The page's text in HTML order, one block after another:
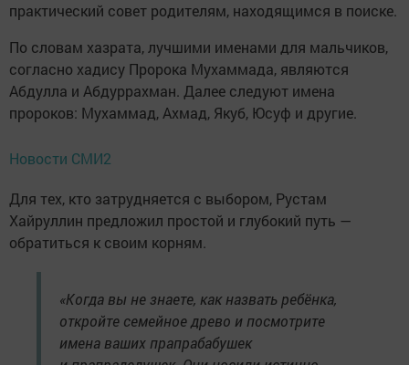
практический совет родителям, находящимся в поиске.
По словам хазрата, лучшими именами для мальчиков,
согласно хадису Пророка Мухаммада, являются
Абдулла и Абдуррахман. Далее следуют имена
пророков: Мухаммад, Ахмад, Якуб, Юсуф и другие.
Новости СМИ2
Для тех, кто затрудняется с выбором, Рустам
Хайруллин предложил простой и глубокий путь —
обратиться к своим корням.
«Когда вы не знаете, как назвать ребёнка,
откройте семейное древо и посмотрите
имена ваших прапрабабушек